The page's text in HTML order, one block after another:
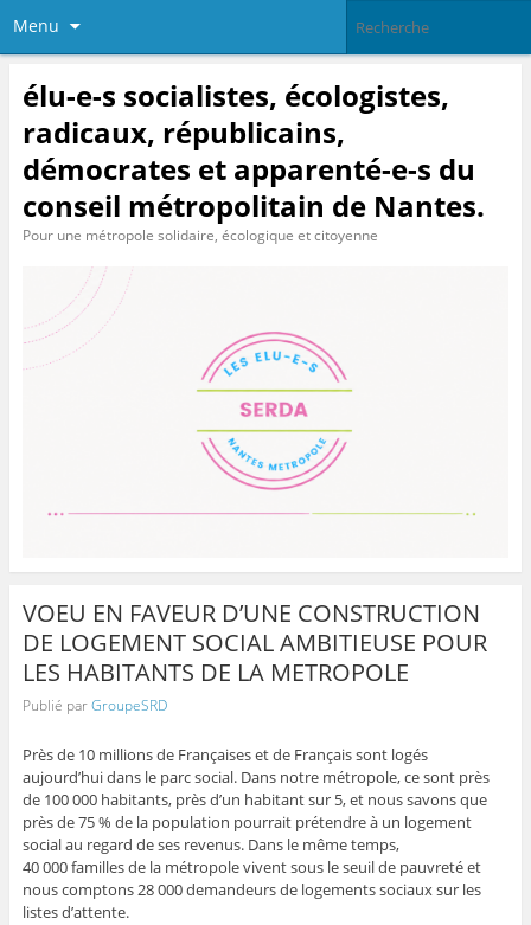
Menu
élu-e-s socialistes, écologistes,
radicaux, républicains,
démocrates et apparenté-e-s du
conseil métropolitain de Nantes.
Pour une métropole solidaire, écologique et citoyenne
VOEU EN FAVEUR D’UNE CONSTRUCTION
DE LOGEMENT SOCIAL AMBITIEUSE POUR
LES HABITANTS DE LA METROPOLE
Publié parGroupeSRD
Près de 10 millions de Françaises et de Français sont logés
aujourd’hui dans le parc social. Dans notre métropole, ce sont près
de 100 000 habitants, près d’un habitant sur 5, et nous savons que
près de 75 % de la population pourrait prétendre à un logement
social au regard de ses revenus. Dans le même temps,
40 000 familles de la métropole vivent sous le seuil de pauvreté et
nous comptons 28 000 demandeurs de logements sociaux sur les
listes d’attente.